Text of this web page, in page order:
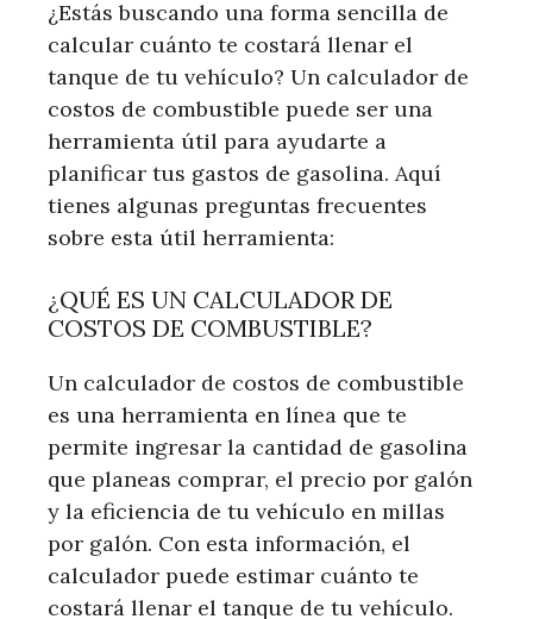
¿Estás buscando una forma sencilla de
calcular cuánto te costará llenar el
tanque de tu vehículo? Un calculador de
costos de combustible puede ser una
herramienta útil para ayudarte a
planificar tus gastos de gasolina. Aquí
tienes algunas preguntas frecuentes
sobre esta útil herramienta:
¿QUÉ ES UN CALCULADOR DE
COSTOS DE COMBUSTIBLE?
Un calculador de costos de combustible
es una herramienta en línea que te
permite ingresar la cantidad de gasolina
que planeas comprar, el precio por galón
y la eficiencia de tu vehículo en millas
por galón. Con esta información, el
calculador puede estimar cuánto te
costará llenar el tanque de tu vehículo.